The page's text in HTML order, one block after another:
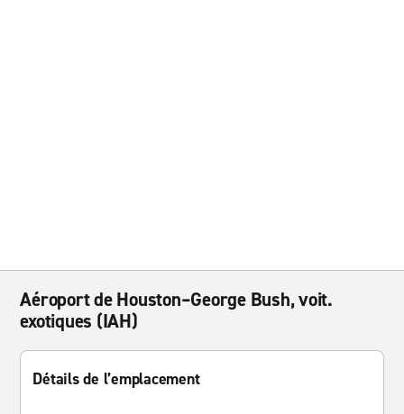
Aéroport de Houston–George Bush, voit.
exotiques (IAH)
Détails de l’emplacement